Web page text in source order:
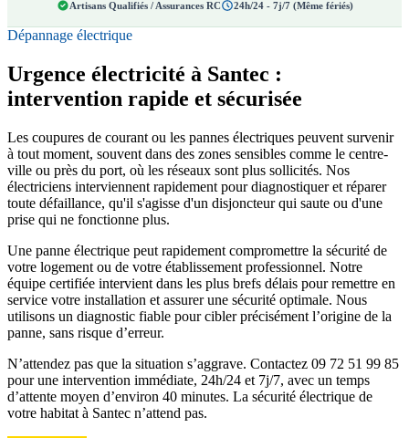
Artisans Qualifiés / Assurances RC 24h/24 - 7j/7 (Même fériés)
Dépannage électrique
Urgence électricité à Santec :
intervention rapide et sécurisée
Les coupures de courant ou les pannes électriques peuvent survenir
à tout moment, souvent dans des zones sensibles comme le centre-
ville ou près du port, où les réseaux sont plus sollicités. Nos
électriciens interviennent rapidement pour diagnostiquer et réparer
toute défaillance, qu'il s'agisse d'un disjoncteur qui saute ou d'une
prise qui ne fonctionne plus.
Une panne électrique peut rapidement compromettre la sécurité de
votre logement ou de votre établissement professionnel. Notre
équipe certifiée intervient dans les plus brefs délais pour remettre en
service votre installation et assurer une sécurité optimale. Nous
utilisons un diagnostic fiable pour cibler précisément l’origine de la
panne, sans risque d’erreur.
N’attendez pas que la situation s’aggrave. Contactez 09 72 51 99 85
pour une intervention immédiate, 24h/24 et 7j/7, avec un temps
d’attente moyen d’environ 40 minutes. La sécurité électrique de
votre habitat à Santec n’attend pas.